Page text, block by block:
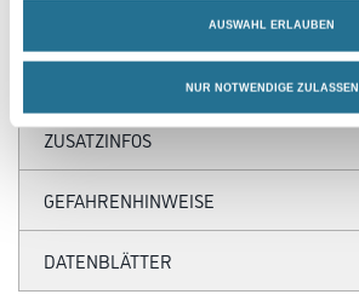
AUSWAHL ERLAUBEN
NUR NOTWENDIGE ZULASSEN
ZUSATZINFOS
GEFAHRENHINWEISE
DATENBLÄTTER